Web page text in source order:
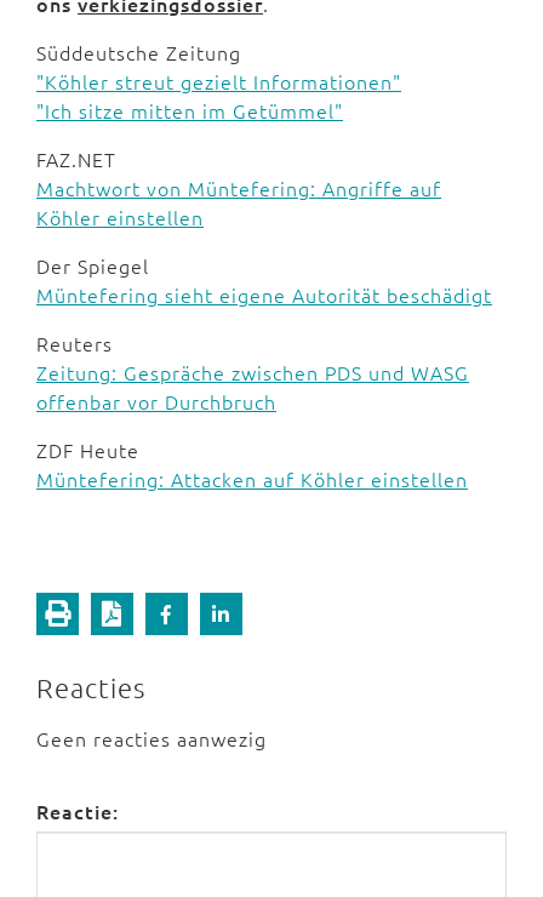
Süddeutsche Zeitung
"Köhler streut gezielt Informationen"
"Ich sitze mitten im Getümmel"
FAZ.NET
Machtwort von Müntefering: Angriffe auf
Köhler einstellen
Der Spiegel
Müntefering sieht eigene Autorität beschädigt
Reuters
Zeitung: Gespräche zwischen PDS und WASG
offenbar vor Durchbruch
ZDF Heute
Müntefering: Attacken auf Köhler einstellen
Reacties
Geen reacties aanwezig
Reactie: